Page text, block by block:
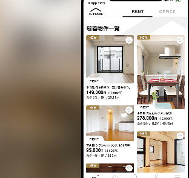
におきまして第三者と共同して業務を遂行する場
取り扱いを委託する場合 があります。
個人情報の第三者提供について
本サイトは、個人情報保護法等の法令に定めのあ
個人情報をあらかじめご本人の同意を得ることな
個人情報の開示・訂正等について
本サイトは、ご本人から自己の個人情報について
る場合、速やかに開示をいたします。
その際、ご本人であることが確認できない場合 に
個人情報の内容に誤りがあり、ご本人から訂正・
がある場合、調査の上、速やかにこれらの請求に